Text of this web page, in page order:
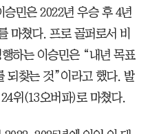
민은 2022년 우승 후 4년
마쳤다. 프로 골퍼로서 비
하는 이승민은 “내년 목표
되찾는 것”이라고 했다. 발
위(13오버파)로 마쳤다.